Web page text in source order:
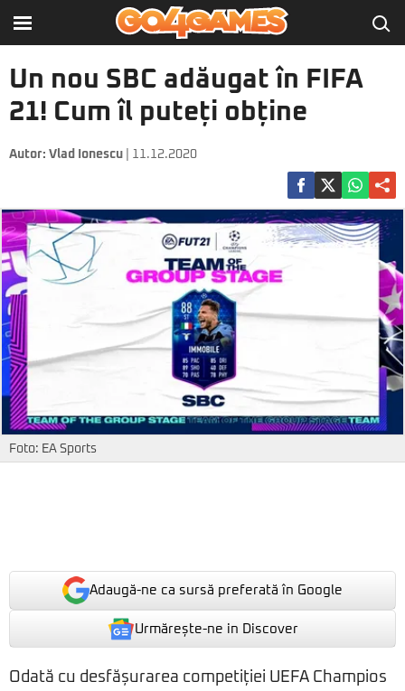
Un nou SBC adăugat în FIFA
21! Cum îl puteți obține
Autor: Vlad Ionescu | 11.12.2020
Foto: EA Sports
Adaugă-ne ca sursă preferată în Google
Urmărește-ne in Discover
Odată cu desfășurarea competiției UEFA Champios